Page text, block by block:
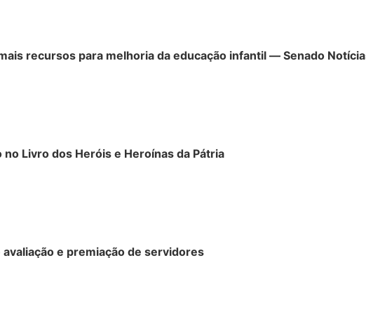
recursos para melhoria da educação infantil — Senado
Livro dos Heróis e Heroínas da Pátria
e premiação de servidores